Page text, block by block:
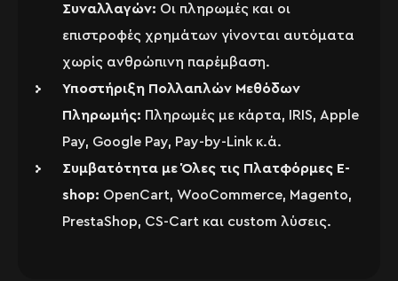
Συναλλαγών: Οι πληρωμές και οι
επιστροφές χρημάτων γίνονται αυτόματα
χωρίς ανθρώπινη παρέμβαση.
Υποστήριξη Πολλαπλών Μεθόδων
Πληρωμής: Πληρωμές με κάρτα, IRIS, Apple
Pay, Google Pay, Pay-by-Link κ.ά.
Συμβατότητα με Όλες τις Πλατφόρμες E-
shop: OpenCart, WooCommerce, Magento,
PrestaShop, CS-Cart και custom λύσεις.